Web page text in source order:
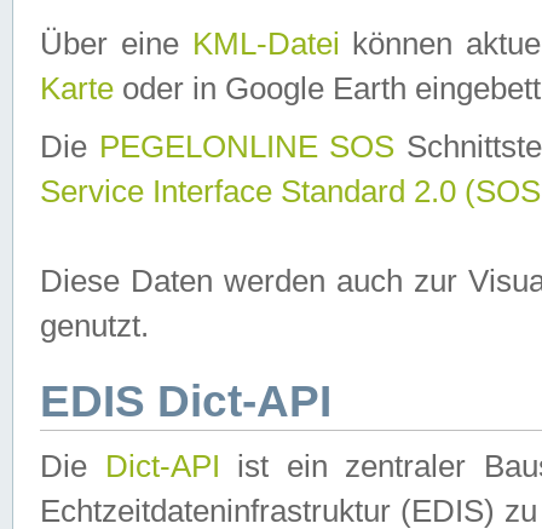
Über eine KML-Datei können
Karte oder in Google Earth
Die PEGELONLINE SOS
Service Interface Standard 2.0
Diese Daten werden auch zur
genutzt.
EDIS Dict-API
Die Dict-API ist ein zentraler
Echtzeitdateninfrastruktur (EDIS)